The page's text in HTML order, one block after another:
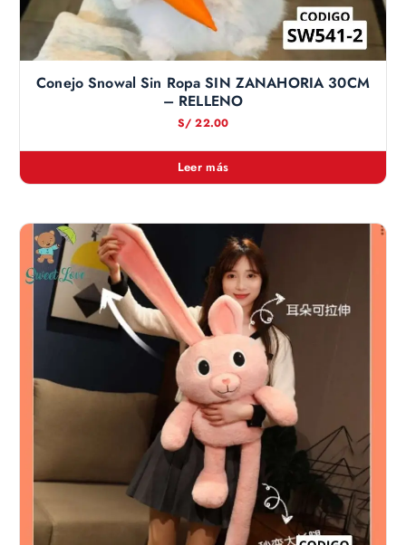
Conejo Snowal Sin Ropa SIN ZANAHORIA 30CM
– RELLENO
S/ 22.00
Leer más